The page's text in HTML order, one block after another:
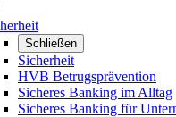
Schließen
Sicherheit
HVB Betrugsprävention
Sicheres Banking im Alltag
Sicheres Banking für